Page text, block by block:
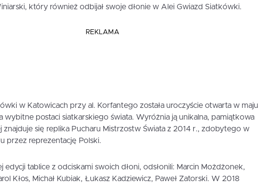
który również odbijał swoje dłonie w Alei Gwiazd Siatkówki.
REKLAMA
w Katowicach przy al. Korfantego została uroczyście otwarta w maju
wybitne postaci siatkarskiego świata. Wyróżnia ją unikalna, pamiątkowa
znajduje się replika Pucharu Mistrzostw Świata z 2014 r., zdobytego w
przez reprezentację Polski.
edycji tablice z odciskami swoich dłoni, odsłonili: Marcin Możdżonek,
Kłos, Michał Kubiak, Łukasz Kadziewicz, Paweł Zatorski. W 2018